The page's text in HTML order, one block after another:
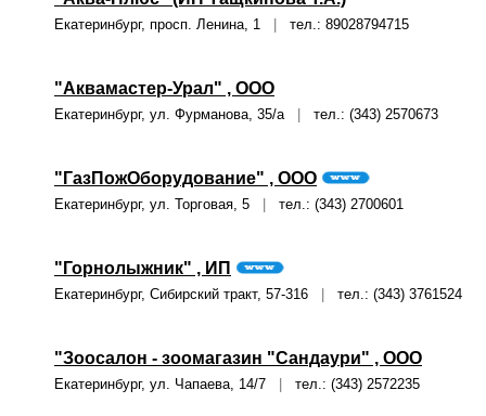
Екатеринбург, просп. Ленина, 1 тел.: 89028794715
"Аквамастер-Урал" , ООО
Екатеринбург, ул. Фурманова, 35/а тел.: (343) 2570673
"ГазПожОборудование" , ООО
Екатеринбург, ул. Торговая, 5 тел.: (343) 2700601
"Горнолыжник" , ИП
Екатеринбург, Сибирский тракт, 57-316 тел.: (343) 3761524
"Зоосалон - зоомагазин "Сандаури" , ООО
Екатеринбург, ул. Чапаева, 14/7 тел.: (343) 2572235